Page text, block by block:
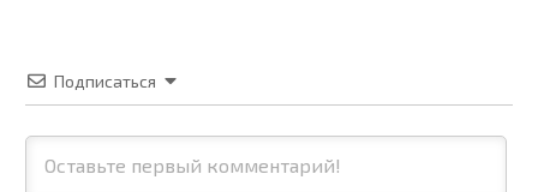
Подписаться